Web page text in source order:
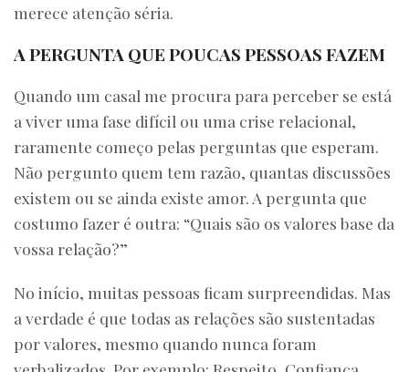
merece atenção séria.
A PERGUNTA QUE POUCAS PESSOAS FAZEM
Quando um casal me procura para perceber se está
a viver uma fase difícil ou uma crise relacional,
raramente começo pelas perguntas que esperam.
Não pergunto quem tem razão, quantas discussões
existem ou se ainda existe amor. A pergunta que
costumo fazer é outra: “Quais são os valores base da
vossa relação?”
No início, muitas pessoas ficam surpreendidas. Mas
a verdade é que todas as relações são sustentadas
por valores, mesmo quando nunca foram